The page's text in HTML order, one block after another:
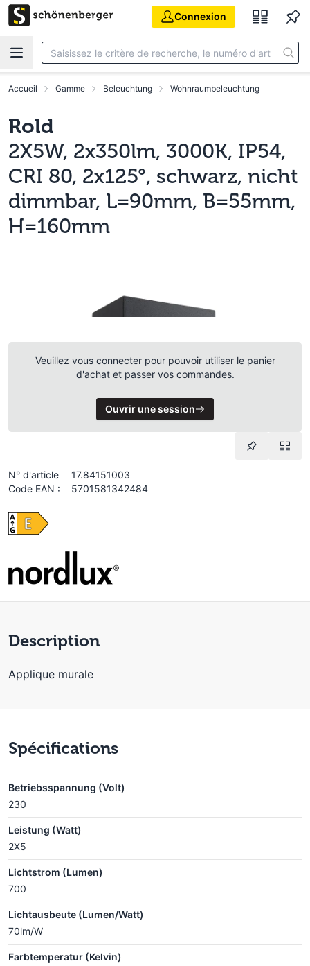
Aller au contenu principal
Connexion
Accueil Gamme Beleuchtung Wohnraumbeleuchtung
Rold
2X5W, 2x350lm, 3000K, IP54,
CRI 80, 2x125°, schwarz, nicht
dimmbar, L=90mm, B=55mm,
H=160mm
Veuillez vous connecter pour pouvoir utiliser le panier
d'achat et passer vos commandes.
Ouvrir une session
N° d'article
17.84151003
Code EAN :
5701581342484
Description
Applique murale
Spécifications
Betriebsspannung (Volt)
230
Leistung (Watt)
2X5
Lichtstrom (Lumen)
700
Lichtausbeute (Lumen/Watt)
70lm/W
Farbtemperatur (Kelvin)